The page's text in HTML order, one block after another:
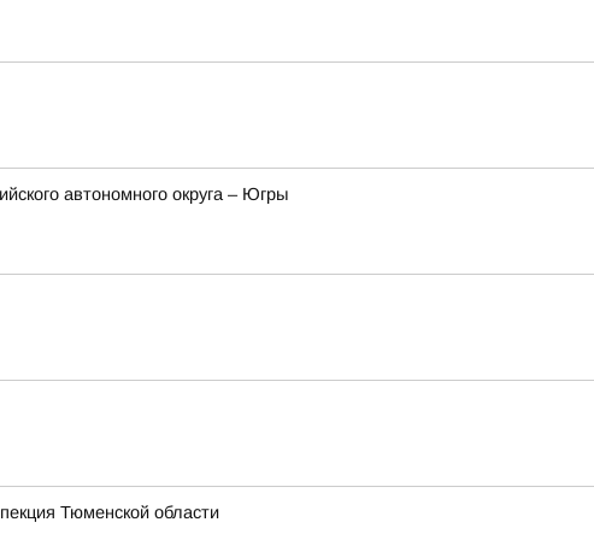
автономного округа – Югры
Тюменской области